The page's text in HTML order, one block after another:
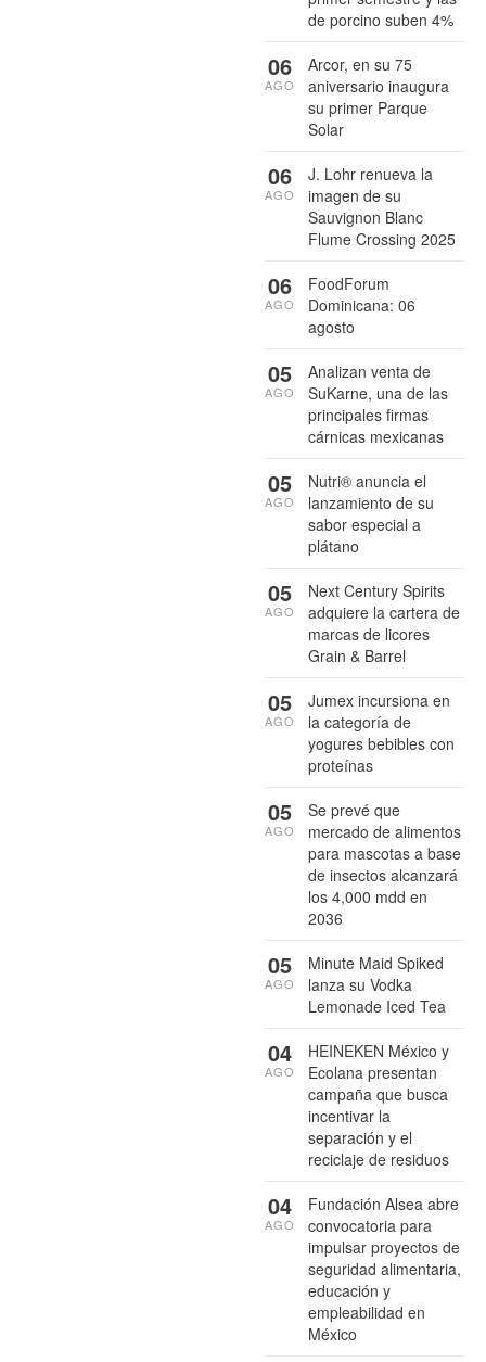
de porcino suben 4%
Arcor, en su 75
aniversario inaugura
su primer Parque
Solar
06
AGO
J. Lohr renueva la
imagen de su
Sauvignon Blanc
Flume Crossing 2025
06
AGO
FoodForum
Dominicana: 06
agosto
06
AGO
Analizan venta de
SuKarne, una de las
principales firmas
cárnicas mexicanas
05
AGO
Nutri® anuncia el
lanzamiento de su
sabor especial a
plátano
05
AGO
Next Century Spirits
adquiere la cartera de
marcas de licores
Grain & Barrel
05
AGO
Jumex incursiona en
la categoría de
yogures bebibles con
proteínas
05
AGO
Se prevé que
mercado de alimentos
para mascotas a base
de insectos alcanzará
los 4,000 mdd en
2036
05
AGO
Minute Maid Spiked
lanza su Vodka
Lemonade Iced Tea
05
AGO
HEINEKEN México y
Ecolana presentan
campaña que busca
incentivar la
separación y el
reciclaje de residuos
04
AGO
Fundación Alsea abre
convocatoria para
impulsar proyectos de
seguridad alimentaria,
educación y
empleabilidad en
México
04
AGO